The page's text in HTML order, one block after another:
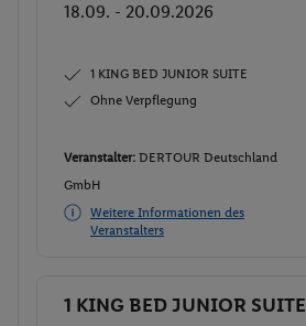
18.09. - 20.09.2026
1 KING BED JUNIOR SUITE
Ohne Verpflegung
Veranstalter: DERTOUR Deutschland
GmbH
Weitere Informationen des
Veranstalters
Buchen
1 KING BED JUNIOR SUITE